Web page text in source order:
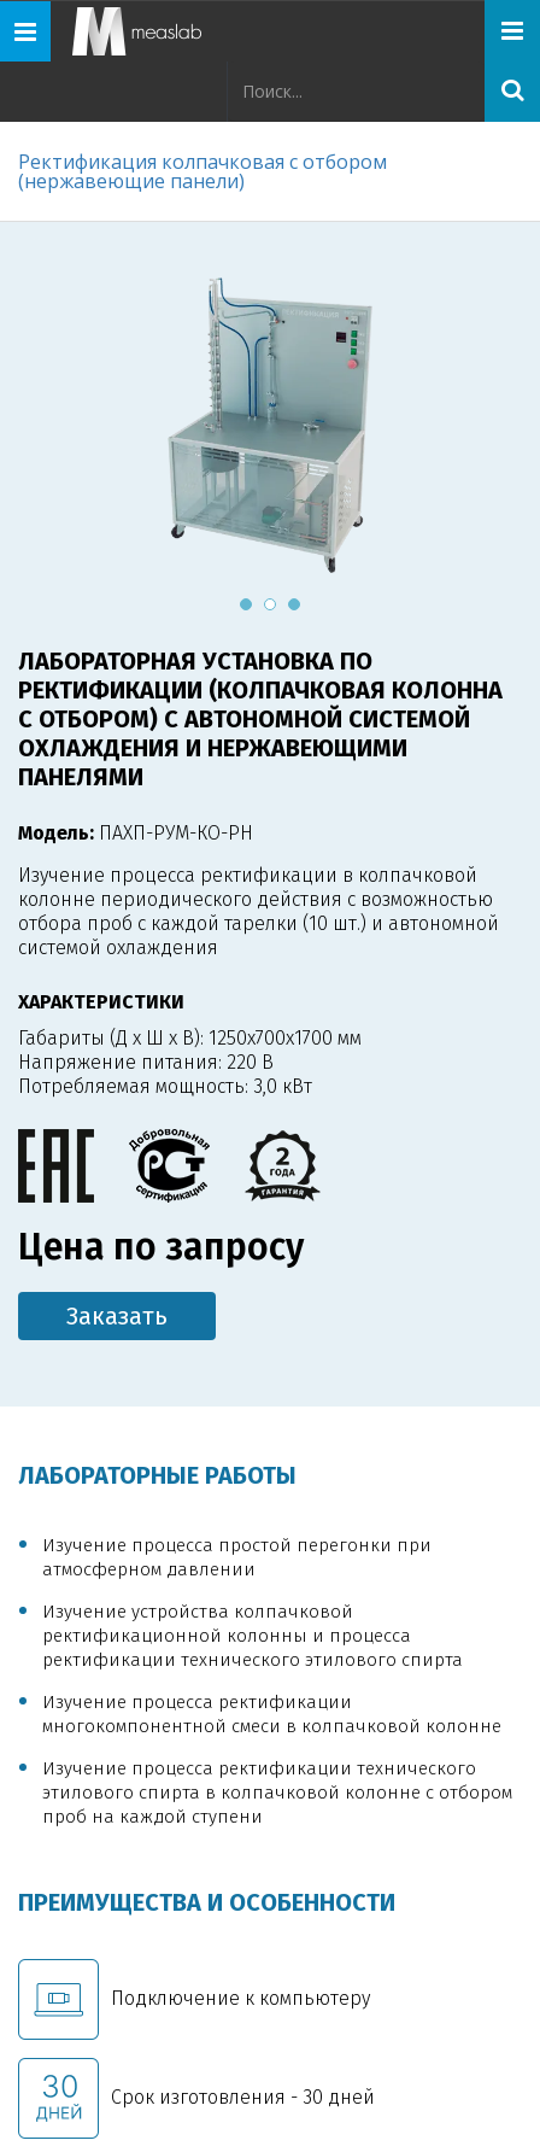
Панель
навигации
Ректификация колпачковая с отбором
(нержавеющие панели)
ЛАБОРАТОРНАЯ УСТАНОВКА ПО
РЕКТИФИКАЦИИ (КОЛПАЧКОВАЯ КОЛОННА
С ОТБОРОМ) С АВТОНОМНОЙ СИСТЕМОЙ
ОХЛАЖДЕНИЯ И НЕРЖАВЕЮЩИМИ
ПАНЕЛЯМИ
Модель: ПАХП-РУМ-КО-РН
Изучение процесса ректификации в колпачковой
колонне периодического действия с возможностью
отбора проб с каждой тарелки (10 шт.) и автономной
системой охлаждения
ХАРАКТЕРИСТИКИ
Габариты (Д х Ш х В): 1250х700х1700 мм
Напряжение питания: 220 В
Потребляемая мощность: 3,0 кВт
Цена по запросу
Заказать
ЛАБОРАТОРНЫЕ РАБОТЫ
Изучение процесса простой перегонки при
атмосферном давлении
Изучение устройства колпачковой
ректификационной колонны и процесса
ректификации технического этилового спирта
Изучение процесса ректификации
многокомпонентной смеси в колпачковой колонне
Изучение процесса ректификации технического
этилового спирта в колпачковой колонне с отбором
проб на каждой ступени
ПРЕИМУЩЕСТВА И ОСОБЕННОСТИ
Подключение к компьютеру
Срок изготовления - 30 дней